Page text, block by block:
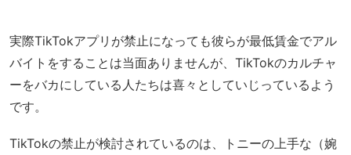
実際TikTokアプリが禁止になっても彼らが最低賃金でアル
バイトをすることは当面ありませんが、TikTokのカルチャ
ーをバカにしている人たちは喜々としていじっているよう
です。
TikTokの禁止が検討されているのは、トニーの上手な（婉